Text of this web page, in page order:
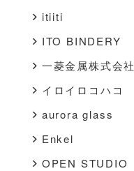
itiiti
ITO BINDERY
一菱金属株式会社
イロイロコハコ
aurora glass
Enkel
OPEN STUDIO